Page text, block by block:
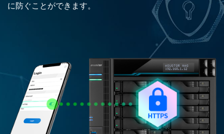
に防ぐことができます。